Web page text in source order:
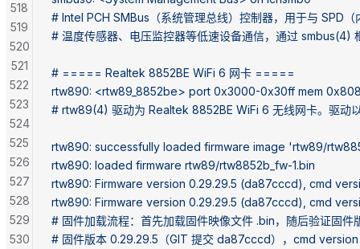
# Intel PCH SMBus（系统管理总线）控制器，用于与 SPD（
# 温度传感器、电压监控器等低速设备通信，通过 smbus(4)
# ===== Realtek 8852BE WiFi 6 网卡 =====
rtw890: <rtw89_8852be> port 0x3000-0x30ff mem
# rtw89(4) 驱动为 Realtek 8852BE WiFi 6 无线网卡。驱动
rtw890: successfully loaded firmware image 'rtw89/
rtw890: loaded firmware rtw89/rtw8852b_fw-1.bin
rtw890: Firmware version 0.29.29.5 (da87cccd), cmd
rtw890: Firmware version 0.29.29.5 (da87cccd), cmd
# 固件加载流程：首先加载固件映像文件 .bin，随后验证固件
# 固件版本 0.29.29.5（GIT 提交 da87cccd），cmd
518
519
520
521
522
523
524
525
526
527
528
529
530